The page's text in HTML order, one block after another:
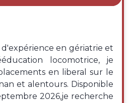
en gériatrie et
locomotrice, je
en liberal sur le
et alentours. Disponible
2026,je recherche